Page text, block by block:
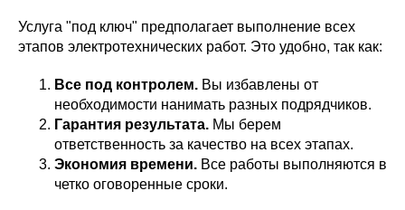
Услуга "под ключ" предполагает выполнение всех
этапов электротехнических работ. Это удобно, так как:
Все под контролем. Вы избавлены от
необходимости нанимать разных подрядчиков.
Гарантия результата. Мы берем
ответственность за качество на всех этапах.
Экономия времени. Все работы выполняются в
четко оговоренные сроки.